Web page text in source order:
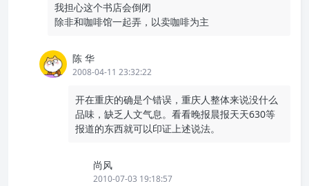
我担心这个书店会倒闭
除非和咖啡馆一起弄，以卖咖啡为主
陈 华
2008-04-11 23:32:22
开在重庆的确是个错误，重庆人整体来说没什么
品味，缺乏人文气息。看看晚报晨报天天630等
报道的东西就可以印证上述说法。
尚风
2010-07-03 19:18:57